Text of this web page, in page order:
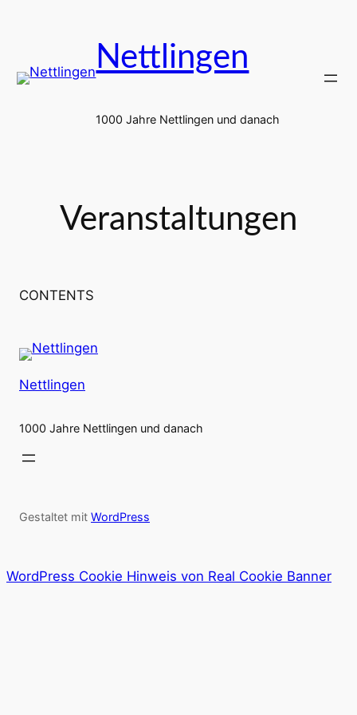
Nettlingen
1000 Jahre Nettlingen und danach
Veranstaltungen
CONTENTS
Nettlingen
1000 Jahre Nettlingen und danach
Gestaltet mit WordPress
WordPress Cookie Hinweis von Real Cookie Banner